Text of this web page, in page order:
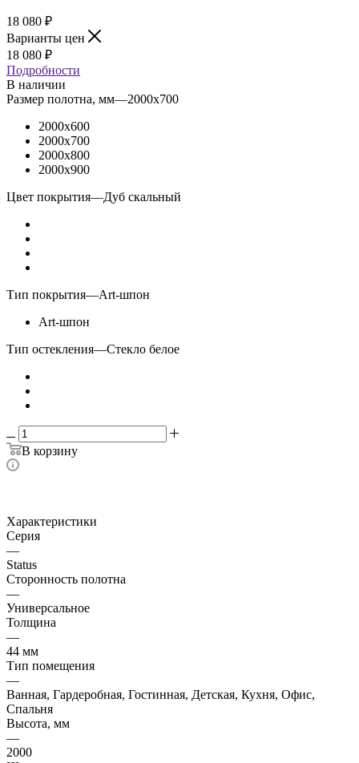
18 080 ₽
Варианты цен
18 080 ₽
Подробности
В наличии
Размер полотна, мм—2000x700
2000x600
2000x700
2000x800
2000x900
Цвет покрытия—Дуб скальный
Тип покрытия—Art-шпон
Art-шпон
Тип остекления—Стекло белое
В корзину
Характеристики
Серия
—
Status
Сторонность полотна
—
Универсальное
Толщина
—
44 мм
Тип помещения
—
Ванная, Гардеробная, Гостинная, Детская, Кухня, Офис,
Спальня
Высота, мм
—
2000